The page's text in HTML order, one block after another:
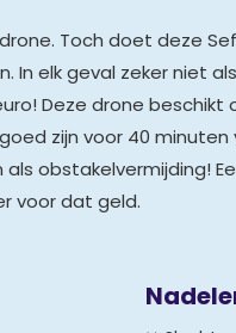
Toch doet deze
In elk geval zeker niet
Deze drone beschikt
zijn voor 40 minuten
obstakelvermijding!
voor dat geld.